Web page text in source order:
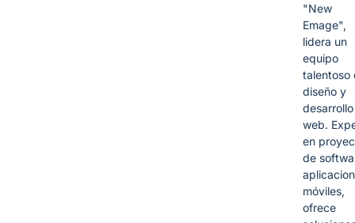
"New
Emage",
lidera un
equipo
talentoso
diseño y
desarrollo
web.
en
de
móviles,
ofrece